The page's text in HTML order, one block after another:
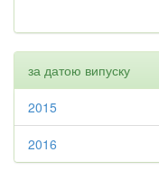
за датою випуску
2015
2016